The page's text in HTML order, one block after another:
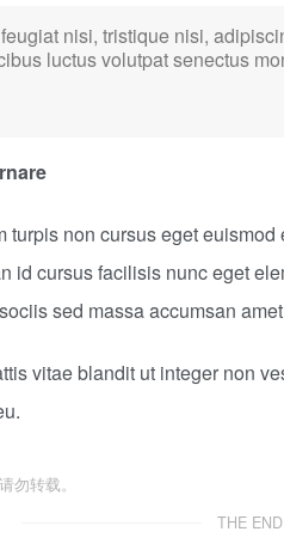
nisi, tristique nisi,
luctus volutpat senectus
turpis non cursus eget
id cursus facilisis nunc eget
sed massa accumsan
vitae blandit ut integer non
勿转载。
THE END